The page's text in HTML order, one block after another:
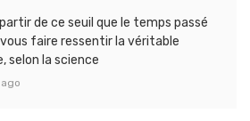
partir de ce seuil que le temps passé
faire ressentir la véritable
selon la science